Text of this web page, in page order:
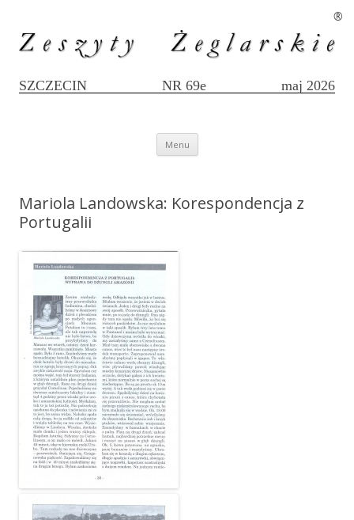
SZCZECIN NR 69e maj 2026
®
Menu Przejdź
Mariola Landowska: Korespondencja z
Portugalii